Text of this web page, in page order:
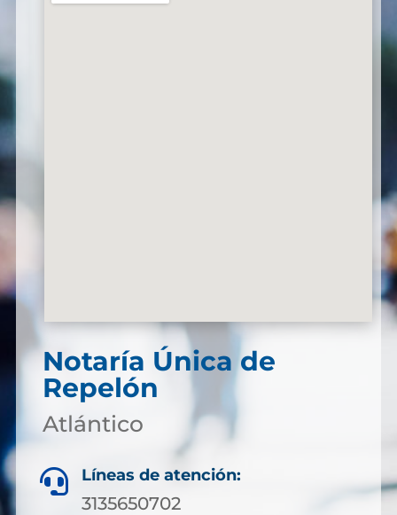
Notaría Única de
Repelón
Atlántico
 Líneas de atención:
3135650702